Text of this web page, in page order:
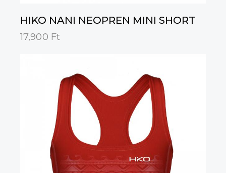
HIKO NANI NEOPREN MINI SHORT
17,900 Ft